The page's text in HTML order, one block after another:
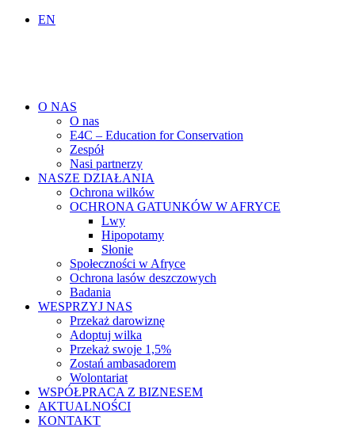
EN
O NAS
O nas
E4C – Education for Conservation
Zespół
Nasi partnerzy
NASZE DZIAŁANIA
Ochrona wilków
OCHRONA GATUNKÓW W AFRYCE
Lwy
Hipopotamy
Słonie
Społeczności w Afryce
Ochrona lasów deszczowych
Badania
WESPRZYJ NAS
Przekaż darowiznę
Adoptuj wilka
Przekaż swoje 1,5%
Zostań ambasadorem
Wolontariat
WSPÓŁPRACA Z BIZNESEM
AKTUALNOŚCI
KONTAKT